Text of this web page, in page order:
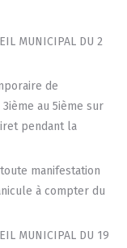
MUNICIPAL DU 2
de
au 5ième sur
pendant la
manifestation
à compter du
MUNICIPAL DU 19